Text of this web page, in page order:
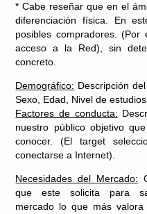
* Cabe reseñar que en el
diferenciación física. En
posibles compradores. (Por
acceso a la Red), sin
concreto.
Demográfico: Descripción
Sexo, Edad, Nivel de
Factores de conducta:
nuestro público objetivo
conocer. (El target
conectarse a Internet).
Necesidades del Mercado:
que este solicita para
mercado lo que más